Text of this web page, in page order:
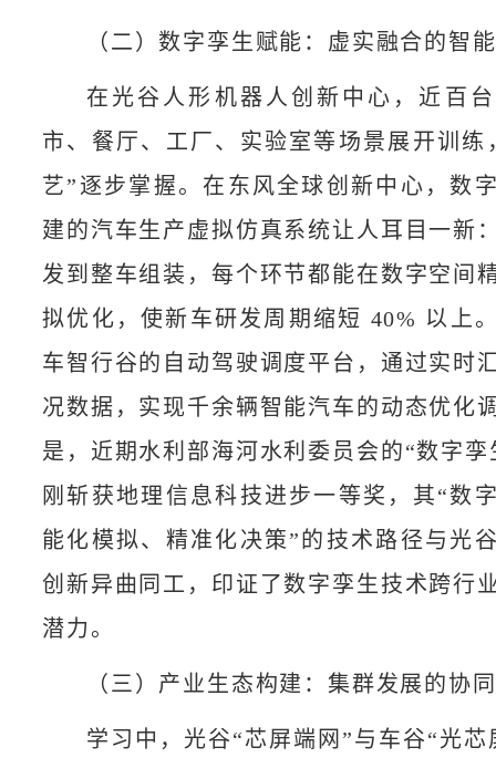
（二）数字孪生赋能：虚实融合的智
在光谷人形机器人创新中心，近百
市、餐厅、工厂、实验室等场景展开训练
艺”逐步掌握。在东风全球创新中心，数
建的汽车生产虚拟仿真系统让人耳目一新
发到整车组装，每个环节都能在数字空间
拟优化，使新车研发周期缩短 40% 以上
车智行谷的自动驾驶调度平台，通过实时
况数据，实现千余辆智能汽车的动态优化
是，近期水利部海河水利委员会的“数字孪
刚斩获地理信息科技进步一等奖，其“数
能化模拟、精准化决策”的技术路径与光
创新异曲同工，印证了数字孪生技术跨行
潜力。
（三）产业生态构建：集群发展的协
学习中，光谷“芯屏端网”与车谷“光芯